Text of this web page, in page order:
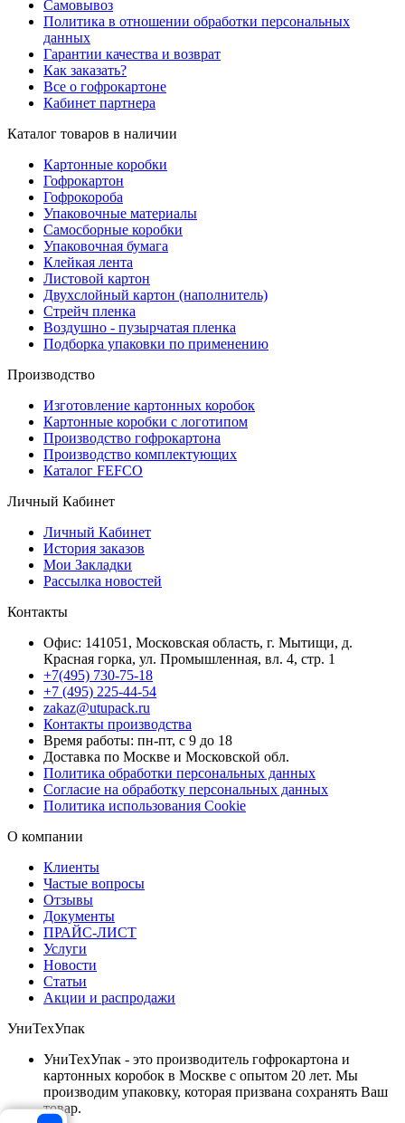
Самовывоз
Политика в отношении обработки персональных
данных
Гарантии качества и возврат
Как заказать?
Все о гофрокартоне
Кабинет партнера
Каталог товаров в наличии
Картонные коробки
Гофрокартон
Гофрокороба
Упаковочные материалы
Самосборные коробки
Упаковочная бумага
Клейкая лента
Листовой картон
Двухслойный картон (наполнитель)
Стрейч пленка
Воздушно - пузырчатая пленка
Подборка упаковки по применению
Производство
Изготовление картонных коробок
Картонные коробки с логотипом
Производство гофрокартона
Производство комплектующих
Каталог FEFCO
Личный Кабинет
Личный Кабинет
История заказов
Мои Закладки
Рассылка новостей
Контакты
Офис: 141051, Московская область, г. Мытищи, д.
Красная горка, ул. Промышленная, вл. 4, стр. 1
+7(495) 730-75-18
+7 (495) 225-44-54
zakaz@utupack.ru
Контакты производства
Время работы: пн-пт, с 9 до 18
Доставка по Москве и Московской обл.
Политика обработки персональных данных
Согласие на обработку персональных данных
Политика использования Cookie
О компании
Клиенты
Частые вопросы
Отзывы
Документы
ПРАЙС-ЛИСТ
Услуги
Новости
Статьи
Акции и распродажи
УниТехУпак
УниТехУпак - это производитель гофрокартона и
картонных коробок в Москве с опытом 20 лет. Мы
производим упаковку, которая призвана сохранять Ваш
товар.